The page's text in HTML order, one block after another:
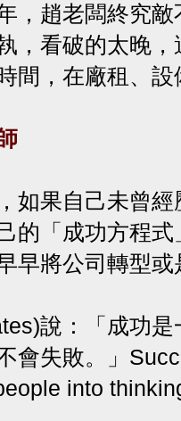
，趙老闆終究
，看破的太晚
間，在廠租、
如果自己未曾
的「成功方程
早將公司轉型或
說：「成功
會失敗。」
into